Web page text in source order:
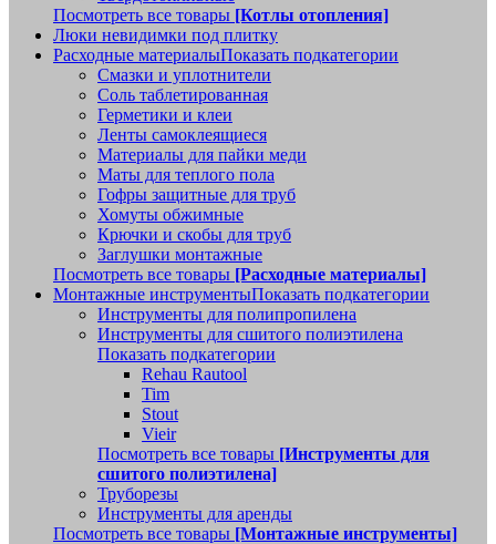
Посмотреть все товары [Котлы отопления]
Люки невидимки под плитку
Расходные материалыПоказать подкатегории
Смазки и уплотнители
Соль таблетированная
Герметики и клеи
Ленты самоклеящиеся
Материалы для пайки меди
Маты для теплого пола
Гофры защитные для труб
Хомуты обжимные
Крючки и скобы для труб
Заглушки монтажные
Посмотреть все товары [Расходные материалы]
Монтажные инструментыПоказать подкатегории
Инструменты для полипропилена
Инструменты для сшитого полиэтилена
Показать подкатегории
Rehau Rautool
Tim
Stout
Vieir
Посмотреть все товары [Инструменты для
сшитого полиэтилена]
Труборезы
Инструменты для аренды
Посмотреть все товары [Монтажные инструменты]